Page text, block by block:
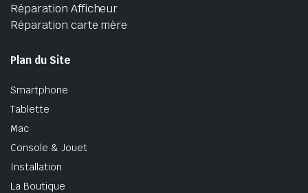
Réparation Afficheur
Réparation carte mère
Plan du Site
Smartphone
Tablette
Mac
Console & Jouet
Installation
La Boutique